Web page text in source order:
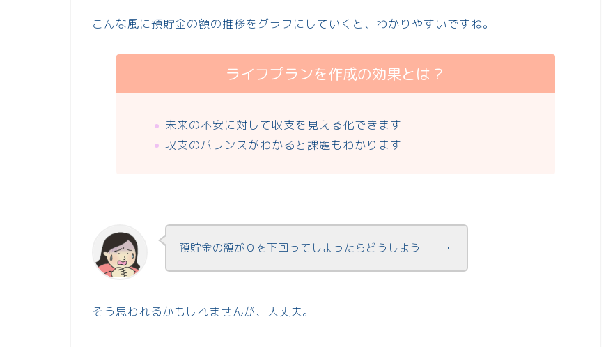
こんな風に預貯金の額の推移をグラフにしていくと、わかりやすいですね。
ライフプランを作成の効果とは？
未来の不安に対して収支を見える化できます
収支のバランスがわかると課題もわかります
預貯金の額が０を下回ってしまったらどうしよう・・・
そう思われるかもしれませんが、大丈夫。